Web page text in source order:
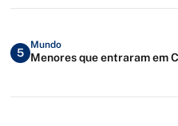
5
Mundo
Menores que entraram em